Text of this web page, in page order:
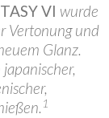
VI wurde
Vertonung und
Glanz.
1